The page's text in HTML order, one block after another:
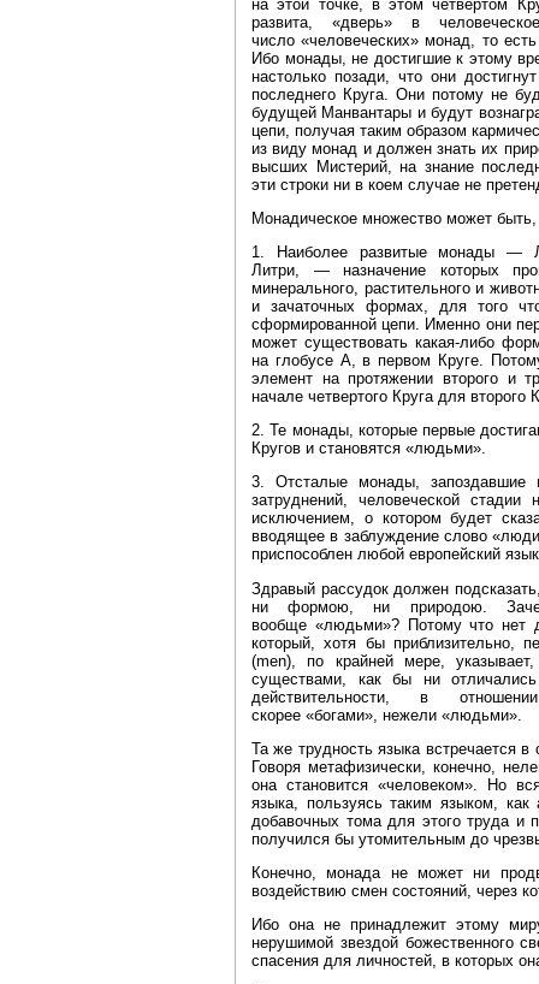
на этой точке, в этом четвертом
развита, «дверь» в
число «человеческих» монад, то
Ибо монады, не достигшие к этому
настолько позади, что они
последнего Круга. Они потому не
будущей Манвантары и будут
цепи, получая таким образом
из виду монад и должен знать их
высших Мистерий, на знание
эти строки ни в коем случае не
Монадическое множество может
1. Наиболее развитые монады —
Литри, — назначение которых
минерального, растительного и
и зачаточных формах, для того
сформированной цепи. Именно они
может существовать какая‑либо
на глобусе А, в первом Круге.
элемент на протяжении второго и
начале четвертого Круга для
2. Те монады, которые первые
Кругов и становятся «людьми».
3. Отсталые монады, запоздавшие
затруднений, человеческой
исключением, о котором будет
вводящее в заблуждение слово
приспособлен любой европейский
Здравый рассудок должен
ни формою, ни природою.
вообще «людьми»? Потому что нет
который, хотя бы приблизительно,
(men), по крайней мере,
существами, как бы ни
действительности, в
скорее «богами», нежели «людьми».
Та же трудность языка встречается
Говоря метафизически, конечно,
она становится «человеком». Но
языка, пользуясь таким языком,
добавочных тома для этого труда и
получился бы утомительным до
Конечно, монада не может ни
воздействию смен состояний, через
Ибо она не принадлежит этому
нерушимой звездой божественного
спасения для личностей, в которых